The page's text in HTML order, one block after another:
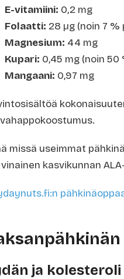
E-vitamiini: 0,2 mg
Folaatti: 28 µg (noin 7
Magnesium: 44 mg
Kupari: 0,45 mg (noin
Mangaani: 0,97 mg
missä useimmat
kasvikunnan
ja kolesteroli